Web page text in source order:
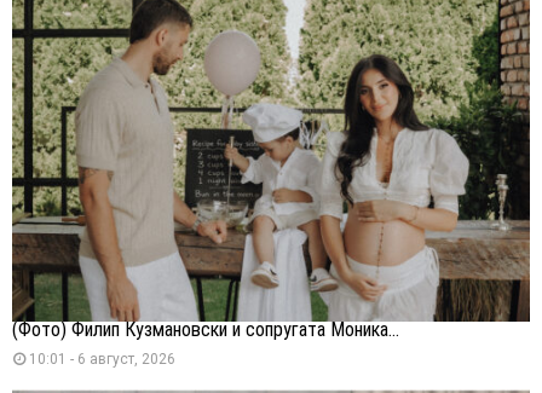
(Фото) Филип Кузмановски и сопругата Моника...
10:01 - 6 август, 2026